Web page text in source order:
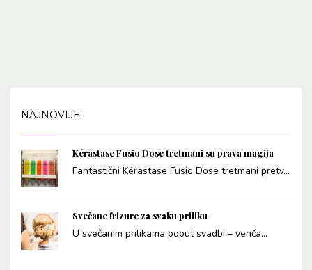
NAJNOVIJE
Kérastase Fusio Dose tretmani su prava magija
Fantastični Kérastase Fusio Dose tretmani pretv...
Svečane frizure za svaku priliku
U svečanim prilikama poput svadbi – venča...